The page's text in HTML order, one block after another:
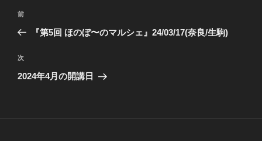
投
ナ
ビ
ゲ
前
の
稿
前
『第5回 ほのぼ〜のマルシェ』24/03/17(奈良/生駒)
次
の
次
2024年4月の開講日